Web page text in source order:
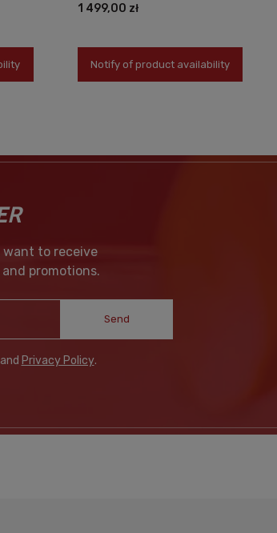
1 499,00 zł
Notify of product availability
want to receive
promotions.
Send
and Privacy Policy.